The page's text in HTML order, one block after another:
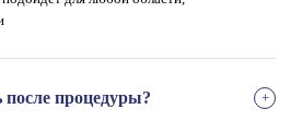
после процедуры?